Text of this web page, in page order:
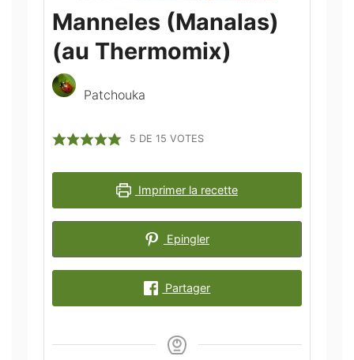
Manneles (Manalas)
(au Thermomix)
Patchouka
5 DE 15 VOTES
Imprimer la recette
Epingler
Partager